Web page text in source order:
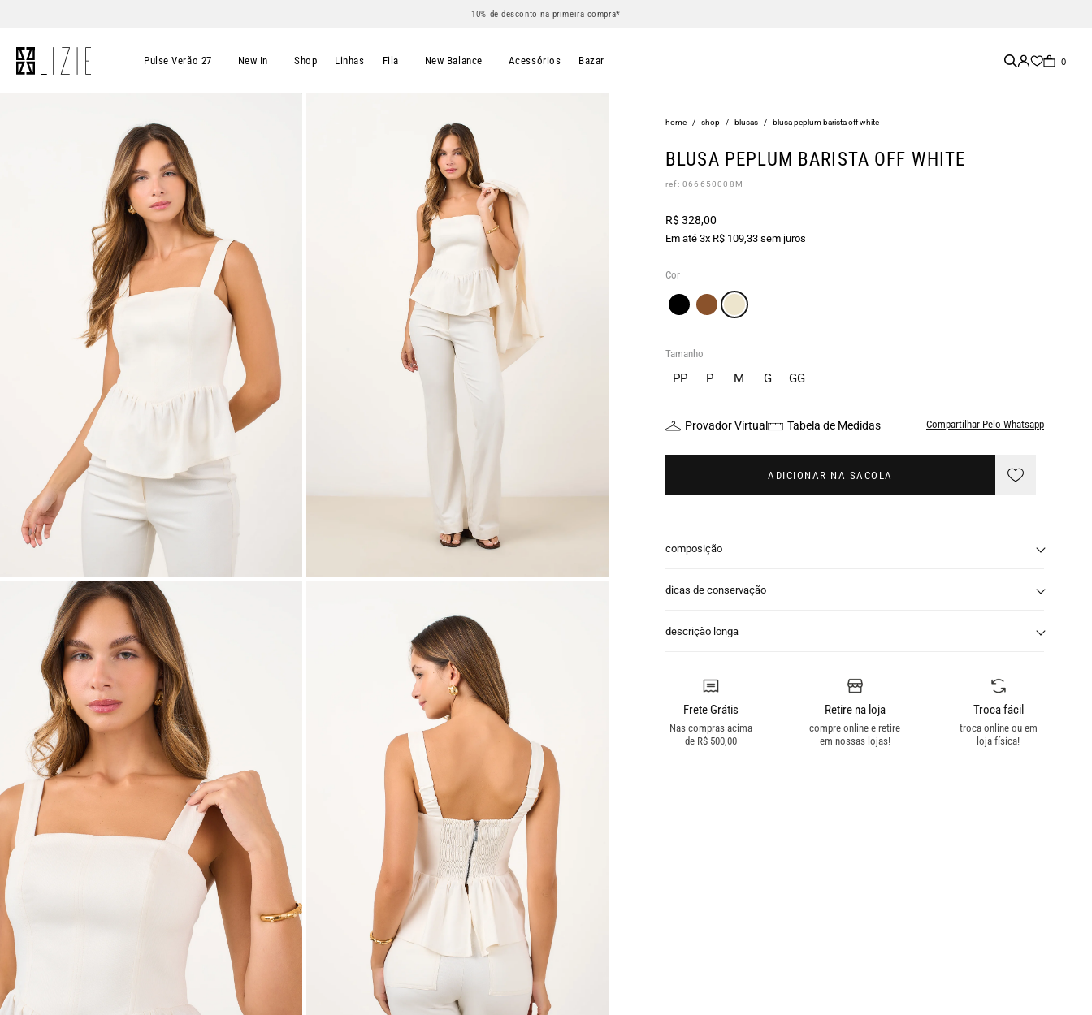
10% de desconto na primeira compra*
0
Pulse Verão 27 New In Shop Linhas Fila New Balance Acessórios Bazar
home / shop / blusas / blusa peplum barista off white
BLUSA PEPLUM BARISTA OFF WHITE
ref: 066650008M
R$ 328,00
Em até 3x R$ 109,33 sem juros
Cor
Tamanho
PP P M G GG
Provador Virtual Tabela de Medidas Compartilhar Pelo Whatsapp
ADICIONAR NA SACOLA
composição
dicas de conservação
descrição longa
Frete Grátis
Nas compras acima
de R$ 500,00
Retire na loja
compre online e retire
em nossas lojas!
Troca fácil
troca online ou em
loja física!